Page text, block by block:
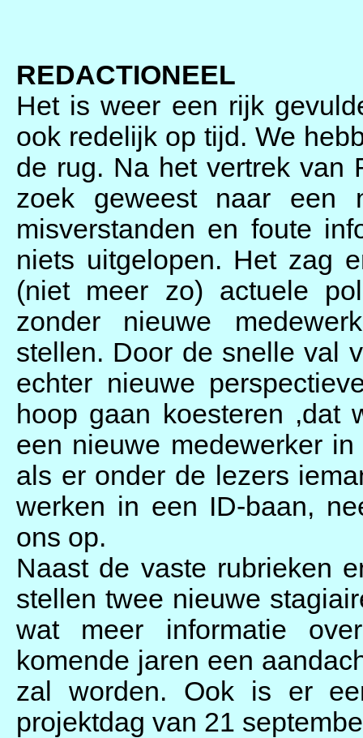
REDACTIONEEL
Het is weer een rijk
ook redelijk op tijd. We
de rug. Na het vertrek van
zoek geweest naar een
misverstanden en foute
niets uitgelopen. Het zag
(niet meer zo) actuele
zonder nieuwe
stellen. Door de snelle val
echter nieuwe
hoop gaan koesteren ,dat
een nieuwe medewerker
als er onder de lezers
werken in een ID-baan,
ons op.
Naast de vaste rubrieken
stellen twee nieuwe
wat meer informatie
komende jaren een
zal worden. Ook is er
projektdag van 21